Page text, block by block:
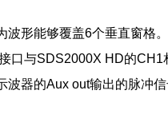
波形能够覆盖6个垂直窗格。
口与SDS2000X HD的
器的Aux out输出的脉冲